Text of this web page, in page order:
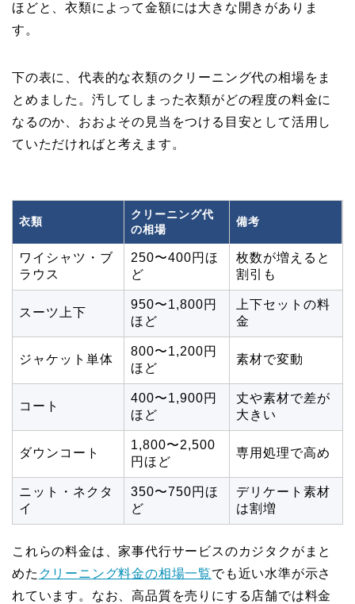
ほどと、衣類によって金額には大きな開きがありま
す。
下の表に、代表的な衣類のクリーニング代の相場をま
とめました。汚してしまった衣類がどの程度の料金に
なるのか、おおよその見当をつける目安として活用し
ていただければと考えます。
衣類
クリーニング代
の相場
備考
ワイシャツ・ブ
ラウス
250〜400円ほ
ど
枚数が増えると
割引も
スーツ上下
950〜1,800円
ほど
上下セットの料
金
ジャケット単体
800〜1,200円
ほど
素材で変動
コート
400〜1,900円
ほど
丈や素材で差が
大きい
ダウンコート
1,800〜2,500
円ほど
専用処理で高め
ニット・ネクタ
イ
350〜750円ほ
ど
デリケート素材
は割増
これらの料金は、家事代行サービスのカジタクがまと
めた クリーニング料金の相場一覧でも近い水準が示さ
れています。なお、高品質を売りにする店舗では料金